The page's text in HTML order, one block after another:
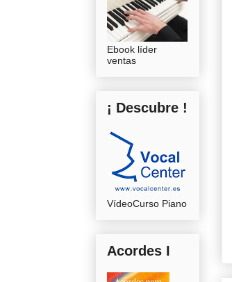
Ebook líder
ventas
¡ Descubre !
VídeoCurso Piano
Acordes I